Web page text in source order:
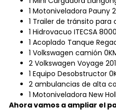
1 Motoniveladora Pauny
1 Trailer de tránsito para
1 Hidrovacuo ITECSA
1 Acoplado Tanque
1 Volkswagen camión
2 Volkswagen Voyage
1 Equipo Desobstructor
2 ambulancias de alta
1 Motoniveladora New
Ahora vamos a ampliar el